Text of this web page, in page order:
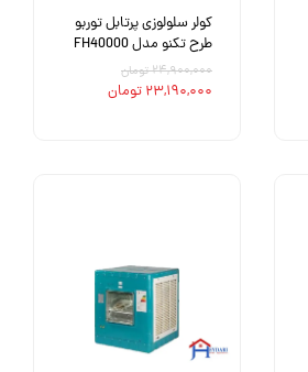
کولر سلولوزی پرتابل توربو
طرح تکنو مدل FH40000
۲۴,۹۰۰,۰۰۰ تومان
۲۳,۱۹۰,۰۰۰ تومان